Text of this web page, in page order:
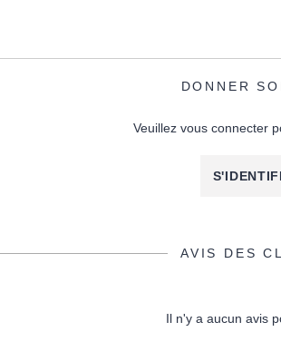
DONNER
Veuillez vous connecter
AVIS DES
Il n'y a aucun avis